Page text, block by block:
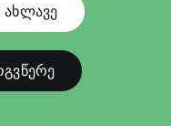
ახლავე